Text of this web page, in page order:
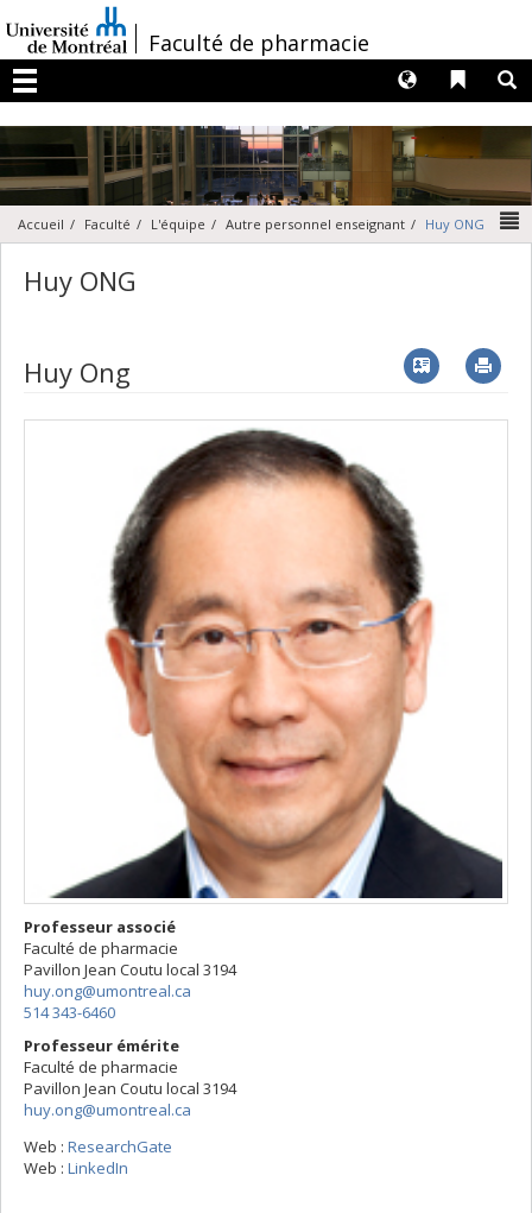
au
contenu
/Faculté de pharmacie
Menu
Liens
Langues
Accueil Faculté L'équipe Autre personnel enseignant Huy ONG
Huy ONG
Huy Ong Vcard
Professeur associé
Faculté de pharmacie
Pavillon Jean Coutu local 3194
huy.ong@umontreal.ca
514 343-6460
Professeur émérite
Faculté de pharmacie
Pavillon Jean Coutu local 3194
huy.ong@umontreal.ca
Web : ResearchGate
Web : LinkedIn